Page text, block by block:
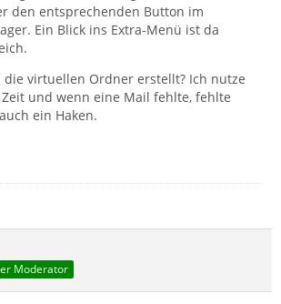
den entsprechenden Button im
Ein Blick ins Extra-Menü ist da
die virtuellen Ordner erstellt? Ich nutze
und wenn eine Mail fehlte, fehlte
ein Haken.
Moderator